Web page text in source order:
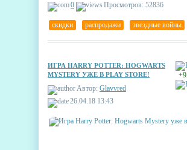
0 Просмотров: 52836
скидки распродажи звездные войны
+9
ИГРА HARRY POTTER: HOGWARTS
MYSTERY УЖЕ В PLAY STORE!
Автор: Glavvred
26.04.18 13:43